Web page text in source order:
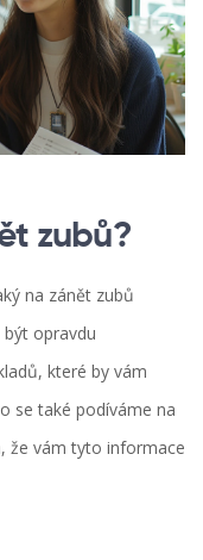
zubů?
na zánět zubů
opravdu
které by vám
se také podíváme na
že vám tyto informace